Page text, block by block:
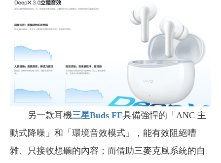
另一款耳機三星Buds FE具備強悍的「ANC 主
動式降噪」和「環境音效模式」，能有效阻絕嘈
雜、只接收想聽的內容；而借助三麥克風系統的自